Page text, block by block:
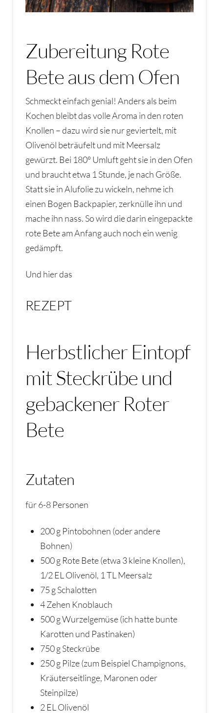
Zubereitung Rote
Bete aus dem Ofen
Schmeckt einfach genial! Anders als beim
Kochen bleibt das volle Aroma in den roten
Knollen – dazu wird sie nur geviertelt, mit
Olivenöl beträufelt und mit Meersalz
gewürzt. Bei 180° Umluft geht sie in den Ofen
und braucht etwa 1 Stunde, je nach Größe.
Statt sie in Alufolie zu wickeln, nehme ich
einen Bogen Backpapier, zerknülle ihn und
mache ihn nass. So wird die darin eingepackte
rote Bete am Anfang auch noch ein wenig
gedämpft.
Und hier das
REZEPT
Herbstlicher Eintopf
mit Steckrübe und
gebackener Roter
Bete
Zutaten
für 6-8 Personen
200 g Pintobohnen (oder andere
Bohnen)
500 g Rote Bete (etwa 3 kleine Knollen),
1/2 EL Olivenöl, 1 TL Meersalz
75 g Schalotten
4 Zehen Knoblauch
500 g Wurzelgemüse (ich hatte bunte
Karotten und Pastinaken)
750 g Steckrübe
250 g Pilze (zum Beispiel Champignons,
Kräuterseitlinge, Maronen oder
Steinpilze)
2 EL Olivenöl